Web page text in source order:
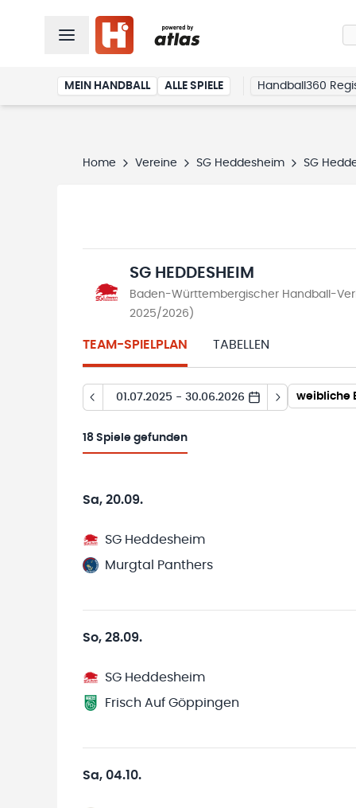
MEIN HANDBALL ALLE SPIELE Handball360
Home Vereine SG Heddesheim SG
SG HEDDESHEIM
Baden-Württembergischer Handball-
2025/2026)
TEAM-SPIELPLAN TABELLEN
01.07.2025 - 30.06.2026 weibliche
18 Spiele gefunden
Sa, 20.09.
SG Heddesheim
Murgtal Panthers
So, 28.09.
SG Heddesheim
Frisch Auf Göppingen
Sa, 04.10.